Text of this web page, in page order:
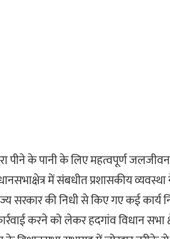
पीने के पानी के लिए महत्वपूर्ण
में संबधीत प्रशासकीय
सरकार की निधी से किए गए कई कार्य
करने को लेकर हदगांव विधान सभा